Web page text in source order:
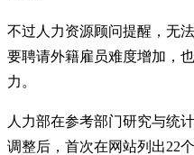
不过人力资源顾问提醒，无
要聘请外籍雇员难度增加，
力。
人力部在参考部门研究与统
调整后，首次在网站列出22